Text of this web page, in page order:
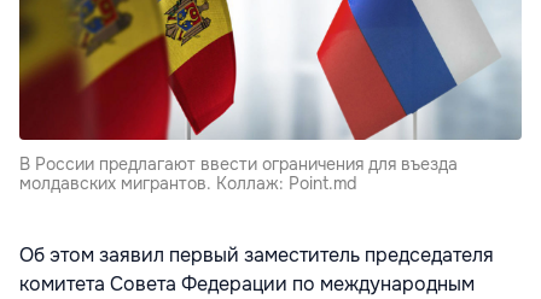
В России предлагают ввести ограничения для въезда
молдавских мигрантов. Коллаж: Point.md
Об этом заявил первый заместитель председателя
комитета Совета Федерации по международным